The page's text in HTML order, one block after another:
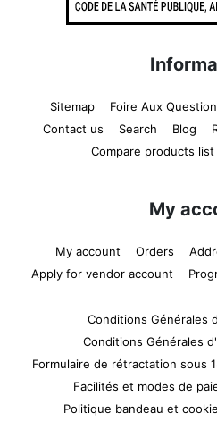
Sitemap Foire Aux
Contact us
Search Blog
Compare products list
My
My account Orders
Apply for vendor account
Conditions Générales
Conditions Générales
Formulaire de rétractation sous
Facilités et modes de
Politique bandeau et